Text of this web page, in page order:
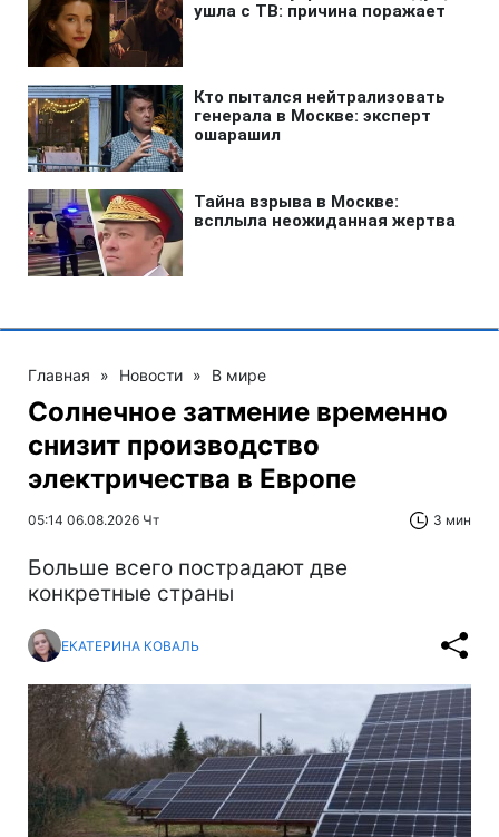
Главная » Новости » В мире
Солнечное затмение временно
снизит производство
электричества в Европе
05:14 06.08.2026 Чт 3 мин
Больше всего пострадают две
конкретные страны
ЕКАТЕРИНА КОВАЛЬ